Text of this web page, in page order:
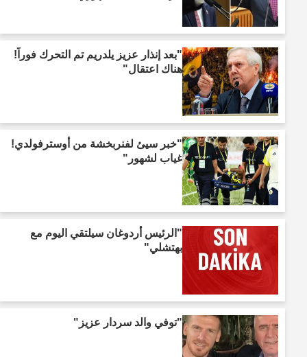
"بعد إنذار عزيز يلدريم تم التحرك فوراً!
هناك اعتقال"
"خبر سيئ لفنربخشة من أوسترفولدي!
غياب لشهور"
"الرئيس أردوغان سيلتقي اليوم مع
بهتشلي"
"توفي والد سردار عزيز"